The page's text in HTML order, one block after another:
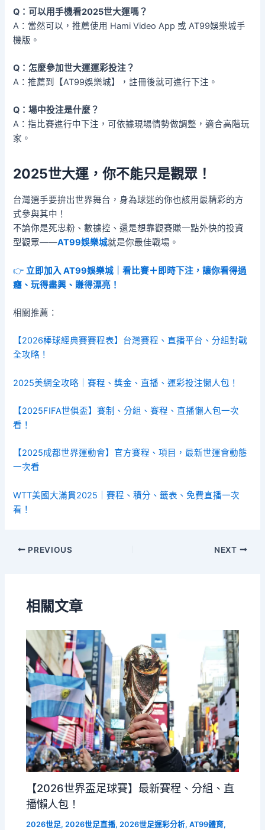
Q：可以用手機看2025世大運嗎？
A：當然可以，推薦使用 Hami Video App 或 AT99娛樂城手
機版。
Q：怎麼參加世大運運彩投注？
A：推薦到【AT99娛樂城】，註冊後就可進行下注。
Q：場中投注是什麼？
A：指比賽進行中下注，可依據現場情勢做調整，適合高階玩
家。
2025世大運，你不能只是觀眾！
台灣選手要拚出世界舞台，身為球迷的你也該用最精彩的方
式參與其中！
不論你是死忠粉、數據控、還是想靠觀賽賺一點外快的投資
型觀眾——AT99娛樂城就是你最佳戰場。
👉立即加入 AT99娛樂城｜看比賽＋即時下注，讓你看得過
癮、玩得盡興、賺得漂亮！
相關推薦：
【2026棒球經典賽賽程表】台灣賽程、直播平台、分組對戰
全攻略！
2025美網全攻略｜賽程、獎金、直播、運彩投注懶人包！
【2025FIFA世俱盃】賽制、分組、賽程、直播懶人包一次
看！
【2025成都世界運動會】官方賽程、項目，最新世運會動態
一次看
WTT美國大滿貫2025｜賽程、積分、籤表、免費直播一次
看！
PREVIOUS NEXT
相關文章
【2026世界盃足球賽】最新賽程、分組、直
播懶人包！
2026世足,2026世足直播,2026世足運彩分析,AT99體育,